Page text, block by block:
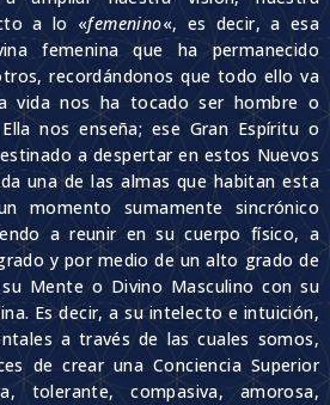
a lo «femenino«, es decir, a esa
femenina que ha permanecido
recordándonos que todo ello va
vida nos ha tocado ser hombre o
nos enseña; ese Gran Espíritu o
a despertar en estos Nuevos
una de las almas que habitan esta
momento sumamente sincrónico
a reunir en su cuerpo físico, a
y por medio de un alto grado de
Mente o Divino Masculino con su
Es decir, a su intelecto e intuición,
a través de las cuales somos,
de crear una Conciencia Superior
tolerante, compasiva, amorosa,